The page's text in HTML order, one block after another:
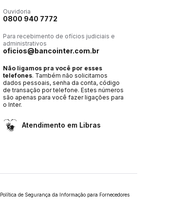
Ouvidoria
0800 940 7772
Para recebimento de ofícios judiciais e
administrativos
oficios@bancointer.com.br
Não ligamos pra você por esses
telefones. Também não solicitamos
dados pessoais, senha da conta, código
de transação por telefone. Estes números
são apenas para você fazer ligações para
o Inter.
Atendimento em Libras
Política de Segurança da Informação para Fornecedores